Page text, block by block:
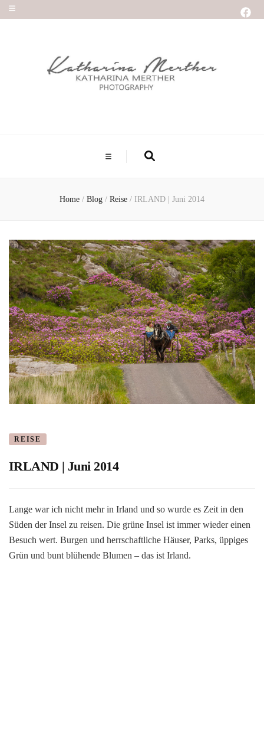
Home / Blog / Reise / IRLAND | Juni 2014
REISE
IRLAND | Juni 2014
Lange war ich nicht mehr in Irland und so wurde es Zeit in den
Süden der Insel zu reisen. Die grüne Insel ist immer wieder einen
Besuch wert. Burgen und herrschaftliche Häuser, Parks, üppiges
Grün und bunt blühende Blumen – das ist Irland.